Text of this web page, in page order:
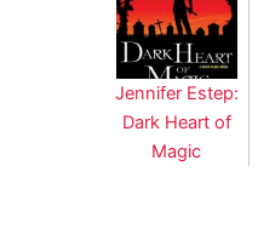
Jennifer Estep:
Dark Heart of
Magic